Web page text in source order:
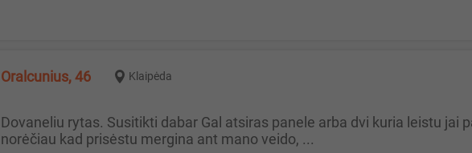
oralcunius, 46 Klaipėda
Dovaneliu rytas. Susitikti dabar Gal atsiras panele arba dvi kuria leistu jai palaižiti, pačiulpti klitoriuka visokiom pozom
norėčiau kad prisėstu mergina ant mano veido, ...